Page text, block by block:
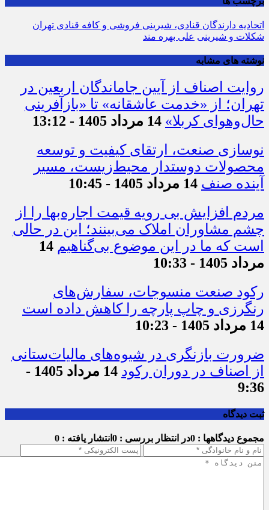
اتحادیه دارندگان قنادی، شیرینی فروشی و کافه قنادی تهران
شکلات و شیرینی علی بهره مند
نوشته های مشابه
روایت اصناف از آیین جاماندگان اربعین در
تهران؛ از «خدمت عاشقانه» تا «بازآفرینی
حال‌وهوای کربلا» 14 مرداد 1405 - 13:12
نوسازی صنعت، ارتقای کیفیت و توسعه
محصولات دوستدار محیط‌زیست، مسیر
آینده صنف 14 مرداد 1405 - 10:45
مردم افزایش بی رویه قیمت اجاره‌بها را از
چشم مشاوران املاک می‌بینند؛ این در حالی
است که ما در این موضوع بی‌گناهیم 14
مرداد 1405 - 10:33
رکود صنعت منسوجات، سفارش‌های
رنگرزی و چاپ پارچه را کاهش داده است
14 مرداد 1405 - 10:23
ضرورت بازنگری در شیوه‌های مالیات‌ستانی
از اصناف در دوران رکود
14 مرداد 1405 -
9:36
ثبت دیدگاه
مجموع دیدگاهها : 0 در انتظار بررسی : 0 انتشار یافته : 0